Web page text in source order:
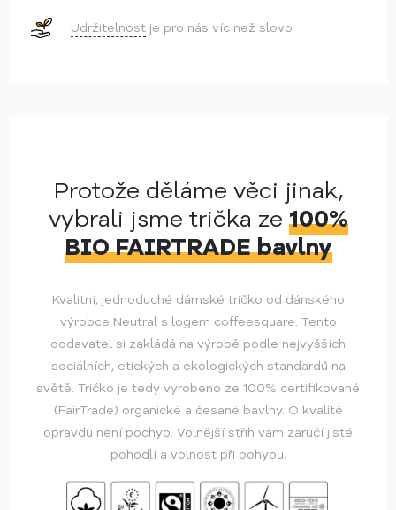
Udržitelnost je pro nás víc než slovo
Protože děláme věci jinak,
vybrali jsme trička ze 100%
BIO FAIRTRADE bavlny
Kvalitní, jednoduché dámské tričko od dánského
výrobce Neutral s logem coffeesquare. Tento
dodavatel si zakládá na výrobě podle nejvyšších
sociálních, etických a ekologických standardů na
světě. Tričko je tedy vyrobeno ze 100% certifikované
(FairTrade) organické a česané bavlny. O kvalitě
opravdu není pochyb. Volnější střih vám zaručí jisté
pohodlí a volnost při pohybu.